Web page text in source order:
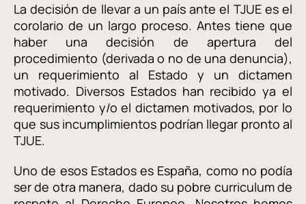
La decisión de llevar a un país ante el TJUE es el
corolario de un largo proceso. Antes tiene que
haber una decisión de apertura del
procedimiento (derivada o no de una denuncia),
un requerimiento al Estado y un dictamen
motivado. Diversos Estados han recibido ya el
requerimiento y/o el dictamen motivados, por lo
que sus incumplimientos podrían llegar pronto al
TJUE.
Uno de esos Estados es España, como no podía
ser de otra manera, dado su pobre curriculum de